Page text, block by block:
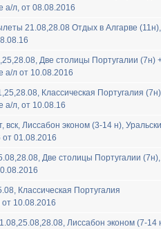
а/л, от 08.08.2016
21.08,28.08 Отдых в Алгарве (11н),
Две столицы Португалии (7н)
а/л от 10.08.2016
Классическая Португалия
а/л, от 10.08.16
Лиссабон эконом (3-14 н),
01.08.2016
Две столицы Португалии (7н),
Классическая Португалия
10.08.2016
Лиссабон эконом (7-14